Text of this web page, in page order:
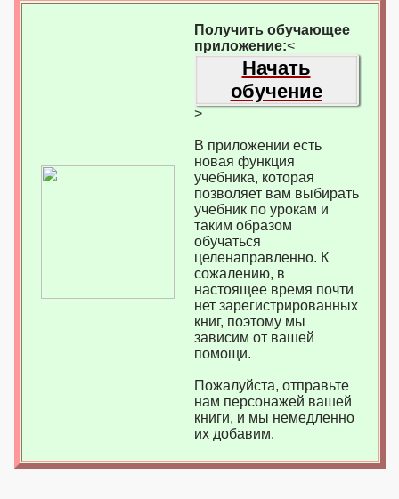
Получить обучающее
приложение:<
Начать
обучение
>
В приложении есть
новая функция
учебника, которая
позволяет вам выбирать
учебник по урокам и
таким образом
обучаться
целенаправленно. К
сожалению, в
настоящее время почти
нет зарегистрированных
книг, поэтому мы
зависим от вашей
помощи.
Пожалуйста, отправьте
нам персонажей вашей
книги, и мы немедленно
их добавим.